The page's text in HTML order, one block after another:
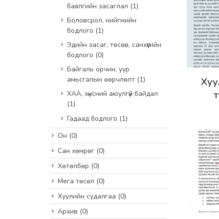
баялгийн засаглал (1)
Боловсрол, нийгмийн
бодлого (1)
Эдийн засаг, төсөв, санхүүгийн
бодлого (0)
Байгаль орчин, уур
амьсгалын өөрчлөлт (1)
ХАА, хүнсний аюулгүй байдал
(1)
Гадаад бодлого (1)
Он (0)
Сан хөмрөг (0)
Хөтөлбөр (0)
Мега төсөл (0)
Хуулийн судалгаа (0)
Архив (0)